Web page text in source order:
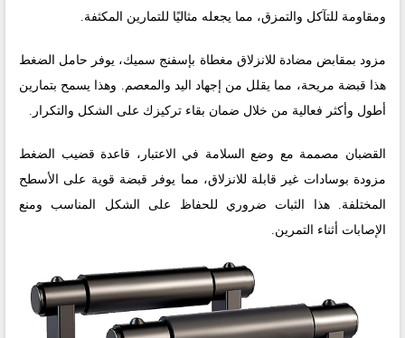
ومقاومة للتآكل والتمزق، مما يجعله مثاليًا للتمارين المكثفة.
مزود بمقابض مضادة للانزلاق مغطاة بإسفنج سميك، يوفر حامل الضغط
هذا قبضة مريحة، مما يقلل من إجهاد اليد والمعصم. وهذا يسمح بتمارين
أطول وأكثر فعالية من خلال ضمان بقاء تركيزك على الشكل والتكرار.
القضبان مصممة مع وضع السلامة في الاعتبار، قاعدة قضيب الضغط
مزودة بوسادات غير قابلة للانزلاق، مما يوفر قبضة قوية على الأسطح
المختلفة. هذا الثبات ضروري للحفاظ على الشكل المناسب ومنع
الإصابات أثناء التمرين.